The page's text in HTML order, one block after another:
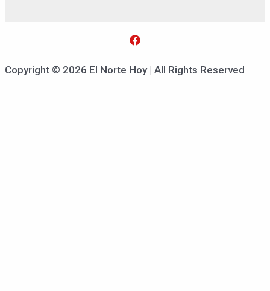
Copyright © 2026 El Norte Hoy | All Rights Reserved